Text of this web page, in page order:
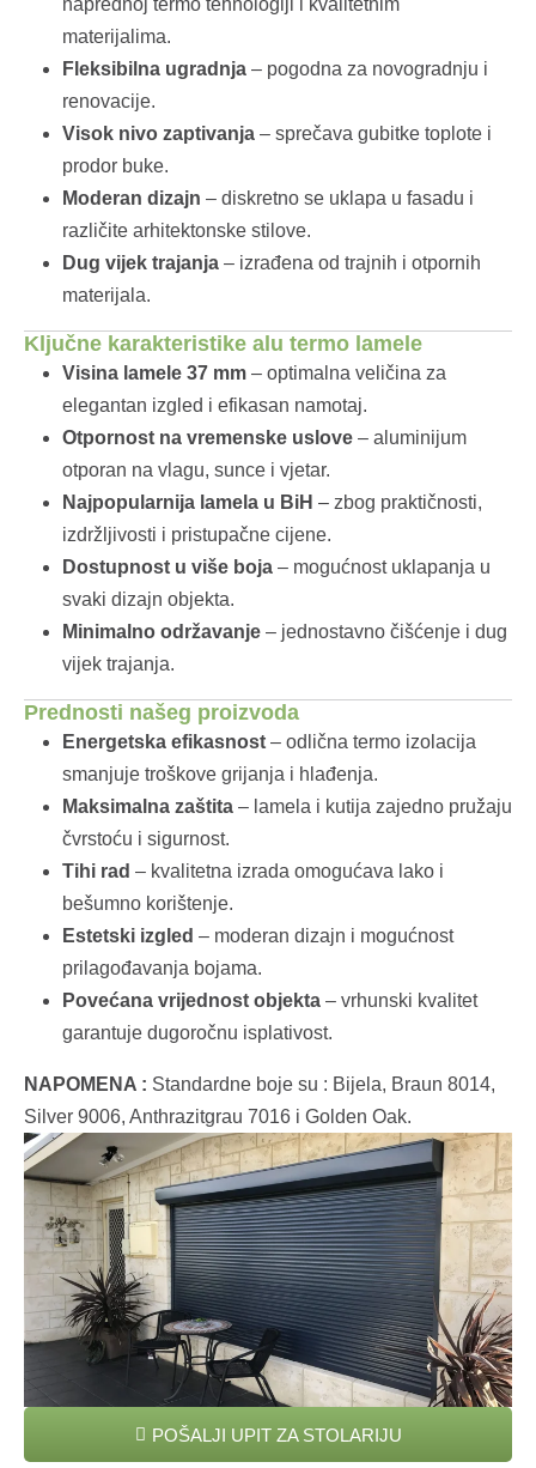
materijalima.
Fleksibilna ugradnja – pogodna za novogradnju i
renovacije.
Visok nivo zaptivanja – sprečava gubitke toplote i
prodor buke.
Moderan dizajn – diskretno se uklapa u fasadu i
različite arhitektonske stilove.
Dug vijek trajanja – izrađena od trajnih i otpornih
materijala.
Ključne karakteristike alu termo lamele
Visina lamele 37 mm – optimalna veličina za
elegantan izgled i efikasan namotaj.
Otpornost na vremenske uslove – aluminijum
otporan na vlagu, sunce i vjetar.
Najpopularnija lamela u BiH – zbog praktičnosti,
izdržljivosti i pristupačne cijene.
Dostupnost u više boja – mogućnost uklapanja u
svaki dizajn objekta.
Minimalno održavanje – jednostavno čišćenje i dug
vijek trajanja.
Prednosti našeg proizvoda
Energetska efikasnost – odlična termo izolacija
smanjuje troškove grijanja i hlađenja.
Maksimalna zaštita – lamela i kutija zajedno pružaju
čvrstoću i sigurnost.
Tihi rad – kvalitetna izrada omogućava lako i
bešumno korištenje.
Estetski izgled – moderan dizajn i mogućnost
prilagođavanja bojama.
Povećana vrijednost objekta – vrhunski kvalitet
garantuje dugoročnu isplativost.
NAPOMENA : Standardne boje su : Bijela, Braun 8014,
Silver 9006, Anthrazitgrau 7016 i Golden Oak.
POŠALJI UPIT ZA STOLARIJU